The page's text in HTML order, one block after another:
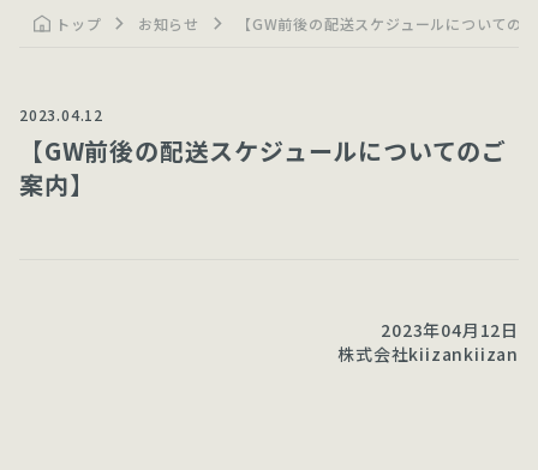
トップ お知らせ 【GW前後の配送スケジュールについての
2023.04.12
【GW前後の配送スケジュールについてのご
案内】
2023年04月12日
株式会社kiizankiizan